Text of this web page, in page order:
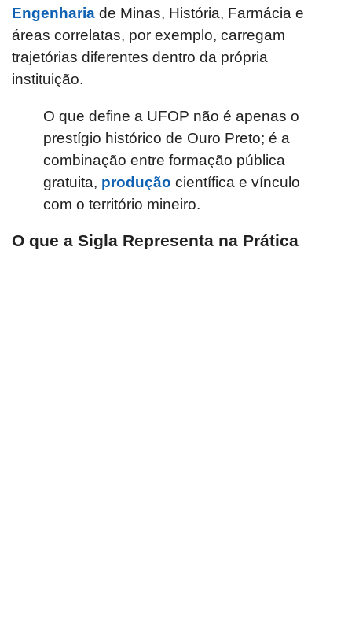
Engenharia de Minas, História, Farmácia e
áreas correlatas, por exemplo, carregam
trajetórias diferentes dentro da própria
instituição.
O que define a UFOP não é apenas o
prestígio histórico de Ouro Preto; é a
combinação entre formação pública
gratuita, produção científica e vínculo
com o território mineiro.
O que a Sigla Representa na Prática